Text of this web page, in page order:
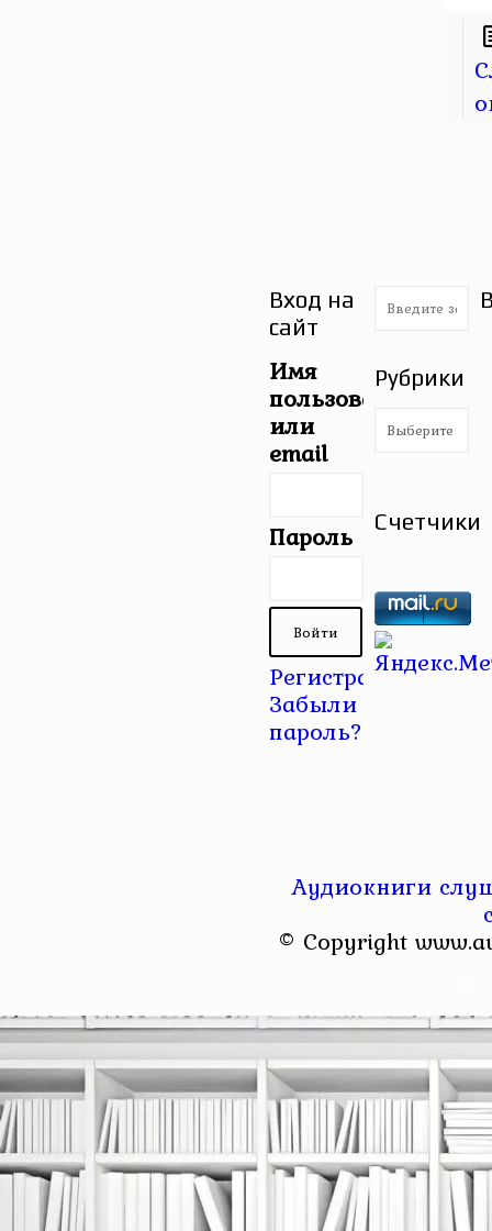
Вход на
сайт
Имя
пользователя
или
email
Пароль
Регистрация |
Забыли
пароль?
Рубрики
Рубрики
Счетчики
Аудиокниги
© Copyright